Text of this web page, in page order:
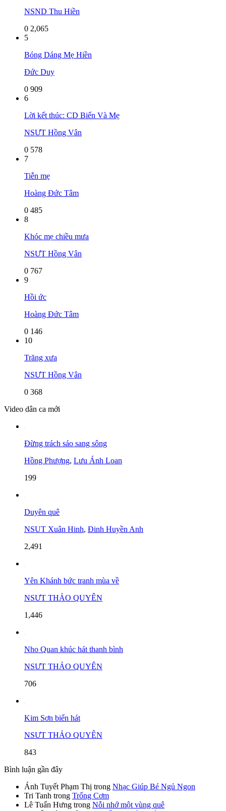
NSND Thu Hiền
0 2,065
5
Bóng Dáng Mẹ Hiền
Đức Duy
0 909
6
Lời kết thúc: CD Biển Và Mẹ
NSƯT Hồng Vân
0 578
7
Tiễn mẹ
Hoàng Đức Tâm
0 485
8
Khóc mẹ chiều mưa
NSƯT Hồng Vân
0 767
9
Hồi ức
Hoàng Đức Tâm
0 146
10
Trăng xưa
NSƯT Hồng Vân
0 368
Video dân ca mới
Đừng trách sáo sang sông
Hồng Phượng, Lưu Ánh Loan
199
Duyên quê
NSUT Xuân Hinh, Đinh Huyền Anh
2,491
Yên Khánh bức tranh mùa về
NSƯT THẢO QUYÊN
1,446
Nho Quan khúc hát thanh bình
NSƯT THẢO QUYÊN
706
Kim Sơn biển hát
NSƯT THẢO QUYÊN
843
Bình luận gần đây
Ánh Tuyết Phạm Thị trong Nhạc Giúp Bé Ngủ Ngon
Tri Tanh trong Trống Cơm
Lê Tuấn Hưng trong Nỗi nhớ một vùng quê